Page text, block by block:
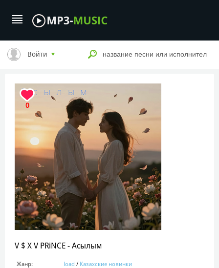
Войти
0
V $ X V PRiNCE - Асылым
Жанр: load / Казахские новинки